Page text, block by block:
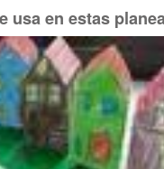
usa en estas